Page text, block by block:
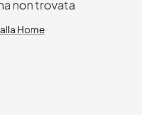
non trovata
Home